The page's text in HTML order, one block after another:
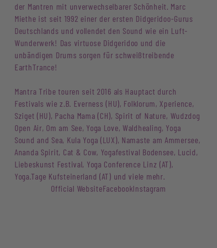
der Mantren mit unverwechselbarer Schönheit. Marc
Miethe ist seit 1992 einer der ersten Didgeridoo-Gurus
Deutschlands und vollendet den Sound wie ein Luft-
Wunderwerk! Das virtuose Didgeridoo und die
unbändigen Drums sorgen für schweißtreibende
EarthTrance!
Mantra Tribe touren seit 2016 als Hauptact durch
Festivals wie z.B. Everness (HU), Folklorum, Xperience,
Sziget (HU), Pacha Mama (CH), Spirit of Nature, Wudzdog
Open Air, Om am See, Yoga Love, Waldhealing, Yoga
Sound and Sea, Kula Yoga (LUX), Namaste am Ammersee,
Ananda Spirit, Cat & Cow, Yogafestival Bodensee, Lucid,
Liebeskunst Festival, Yoga Conference Linz (AT),
Yoga.Tage Kufsteinerland (AT) und viele mehr.
Official WebsiteFacebookInstagram